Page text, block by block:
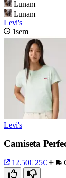
Lunam
Lunam
Levi's
1sem
Levi's
Camiseta
12.50€ 25€